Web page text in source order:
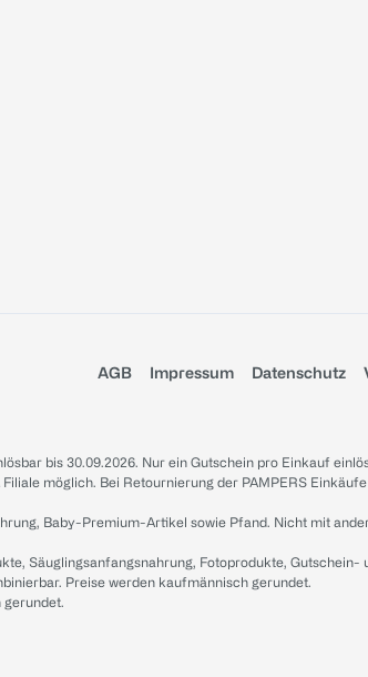
AGB Impressum Datenschutz
bis 30.09.2026. Nur ein Gutschein pro Einkauf
möglich. Bei Retournierung der PAMPERS
Baby-Premium-Artikel sowie Pfand. Nicht mit
Säuglingsanfangsnahrung, Fotoprodukte,
Preise werden kaufmännisch gerundet.
gerundet.